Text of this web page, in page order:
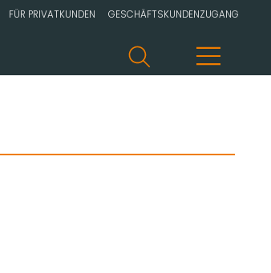
FÜR PRIVATKUNDEN GESCHÄFTSKUNDENZUGANG